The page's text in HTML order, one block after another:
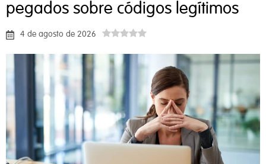
pegados sobre códigos legítimos
4 de agosto de 2026